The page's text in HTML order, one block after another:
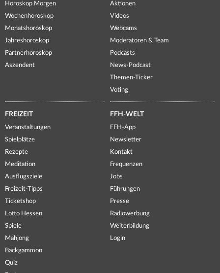
Horoskop Morgen
Wochenhoroskop
Monatshoroskop
Jahreshoroskop
Partnerhoroskop
Aszendent
Aktionen
Videos
Webcams
Moderatoren & Team
Podcasts
News-Podcast
Themen-Ticker
Voting
FREIZEIT
Veranstaltungen
Spielplätze
Rezepte
Meditation
Ausflugsziele
Freizeit-Tipps
Ticketshop
Lotto Hessen
Spiele
Mahjong
Backgammon
Quiz
FFH-WELT
FFH-App
Newsletter
Kontakt
Frequenzen
Jobs
Führungen
Presse
Radiowerbung
Weiterbildung
Login